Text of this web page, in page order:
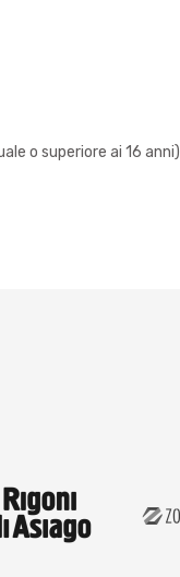
o superiore ai 16 anni)